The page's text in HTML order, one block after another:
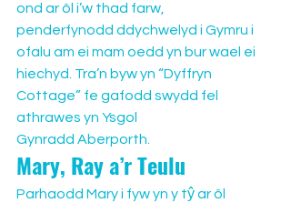
ond ar ôl i’w thad farw,
penderfynodd ddychwelyd i Gymru i
ofalu am ei mam oedd yn bur wael ei
hiechyd. Tra’n byw yn “Dyffryn
Cottage” fe gafodd swydd fel
athrawes yn Ysgol
Gynradd Aberporth.
Mary, Ray a’r Teulu
Parhaodd Mary i fyw yn y tŷ ar ôl